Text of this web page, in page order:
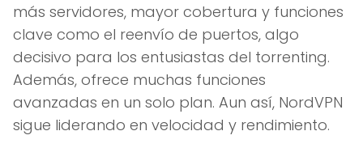
más servidores, mayor cobertura y funciones
clave como el reenvío de puertos, algo
decisivo para los entusiastas del torrenting.
Además, ofrece muchas funciones
avanzadas en un solo plan. Aun así, NordVPN
sigue liderando en velocidad y rendimiento.